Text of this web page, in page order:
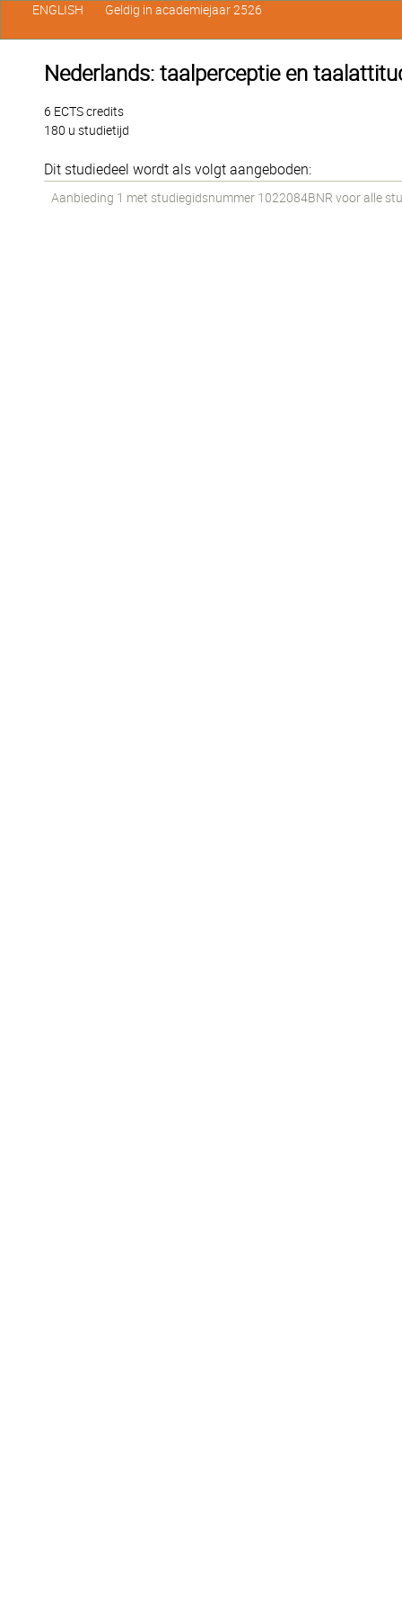
Nederlands: taalperceptie en
6 ECTS credits
180 u studietijd
Dit studiedeel wordt als volgt aangeboden:
Aanbieding 1 met studiegidsnummer 1022084BNR voor alle
ENGLISH Geldig in academiejaar 2526